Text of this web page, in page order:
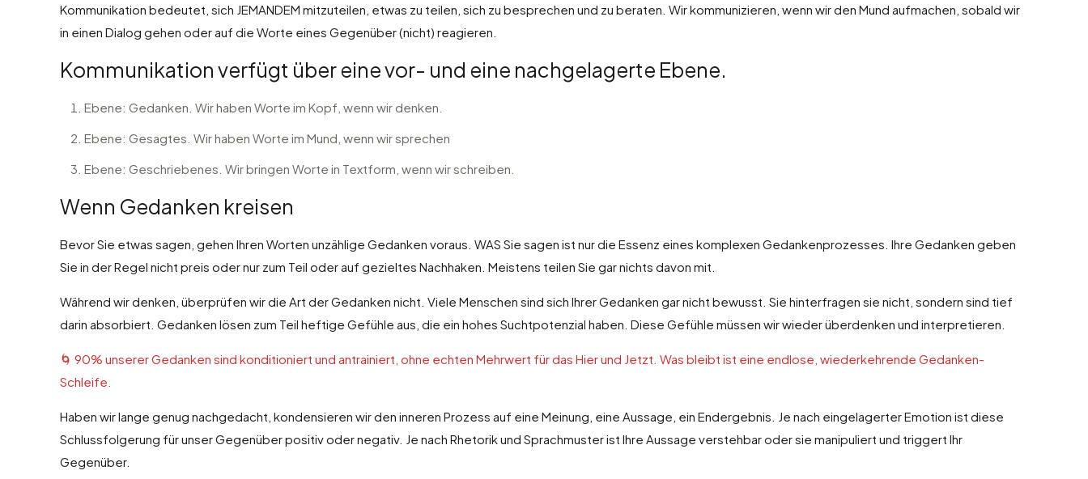
Kommunikation bedeutet, sich JEMANDEM mitzuteilen, etwas zu teilen, sich zu besprechen und zu beraten. Wir kommunizieren, wenn wir den Mund aufmachen, sobald wir
in einen Dialog gehen oder auf die Worte eines Gegenüber (nicht) reagieren.
Kommunikation verfügt über eine vor- und eine nachgelagerte Ebene.
Ebene: Gedanken. Wir haben Worte im Kopf, wenn wir denken.
Ebene: Gesagtes. Wir haben Worte im Mund, wenn wir sprechen
Ebene: Geschriebenes. Wir bringen Worte in Textform, wenn wir schreiben.
Wenn Gedanken kreisen
Bevor Sie etwas sagen, gehen Ihren Worten unzählige Gedanken voraus. WAS Sie sagen ist nur die Essenz eines komplexen Gedankenprozesses. Ihre Gedanken geben
Sie in der Regel nicht preis oder nur zum Teil oder auf gezieltes Nachhaken. Meistens teilen Sie gar nichts davon mit.
Während wir denken, überprüfen wir die Art der Gedanken nicht. Viele Menschen sind sich Ihrer Gedanken gar nicht bewusst. Sie hinterfragen sie nicht, sondern sind tief
darin absorbiert. Gedanken lösen zum Teil heftige Gefühle aus, die ein hohes Suchtpotenzial haben. Diese Gefühle müssen wir wieder überdenken und interpretieren.
🌀 90% unserer Gedanken sind konditioniert und antrainiert, ohne echten Mehrwert für das Hier und Jetzt. Was bleibt ist eine endlose, wiederkehrende Gedanken-
Schleife.
Haben wir lange genug nachgedacht, kondensieren wir den inneren Prozess auf eine Meinung, eine Aussage, ein Endergebnis. Je nach eingelagerter Emotion ist diese
Schlussfolgerung für unser Gegenüber positiv oder negativ. Je nach Rhetorik und Sprachmuster ist Ihre Aussage verstehbar oder sie manipuliert und triggert Ihr
Gegenüber.